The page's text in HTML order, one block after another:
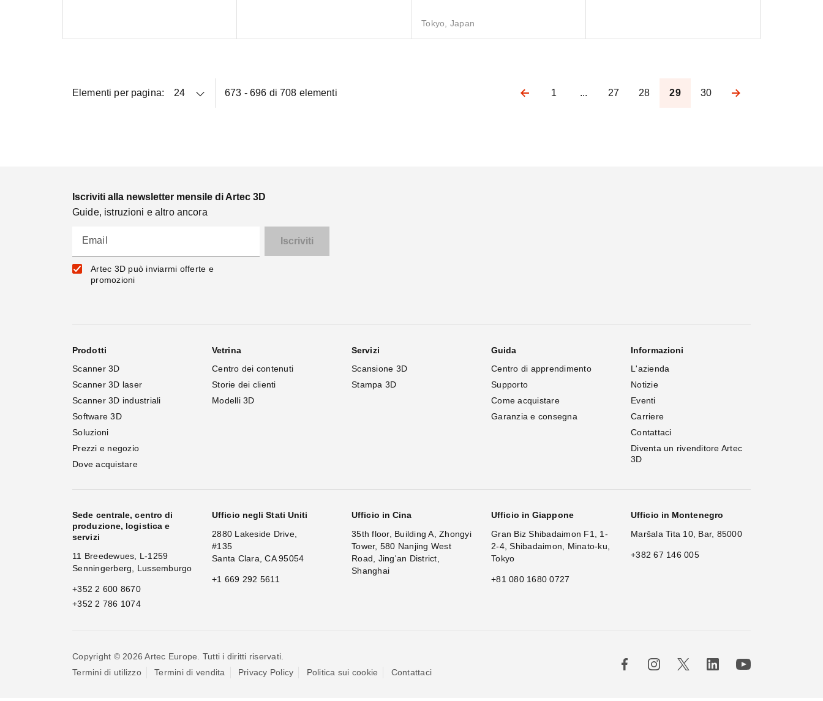
Tokyo, Japan
Elementi per pagina: 673 - 696 di 708 elementi
Pagination
1 ... 27 28 29 30
×
Iscriviti alla newsletter mensile di Artec 3D
Guide, istruzioni e altro ancora
Email
Artec 3D può inviarmi offerte e
promozioni
Prodotti
Scanner 3D
Scanner 3D laser
Scanner 3D industriali
Software 3D
Soluzioni
Prezzi e negozio
Dove acquistare
Vetrina
Centro dei contenuti
Storie dei clienti
Modelli 3D
Servizi
Scansione 3D
Stampa 3D
Guida
Centro di apprendimento
Supporto
Come acquistare
Garanzia e consegna
Informazioni
L'azienda
Notizie
Eventi
Carriere
Contattaci
Diventa un rivenditore Artec
3D
Sede centrale, centro di
produzione, logistica e
servizi
11 Breedewues, L-1259
Senningerberg, Lussemburgo
+352 2 600 8670
+352 2 786 1074
Ufficio negli Stati Uniti
2880 Lakeside Drive,
#135
Santa Clara, CA 95054
+1 669 292 5611
Ufficio in Cina
35th floor, Building A, Zhongyi
Tower, 580 Nanjing West
Road, Jing'an District,
Shanghai
Ufficio in Giappone
Gran Biz Shibadaimon F1, 1-
2-4, Shibadaimon, Minato-ku,
Tokyo
+81 080 1680 0727
Ufficio in Montenegro
Maršala Tita 10, Bar, 85000
+382 67 146 005
Copyright © 2026 Artec Europe. Tutti i diritti riservati.
Termini di utilizzo
Termini di vendita Privacy Policy Politica sui cookie Contattaci